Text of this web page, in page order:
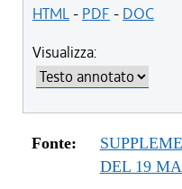
dal 12/08/2023 al 13/
dal 04/08/2022 al 31/
dal 14/06/2022 al 03/
dal 01/01/2022 al 13/
dal 10/12/2021 al 31/
dal 06/11/2021 al
HTML- PDF - DOC
Visualizza:
Fonte:
DEL 19